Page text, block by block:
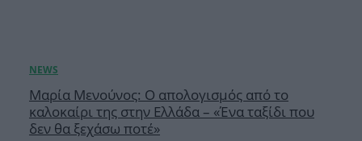
Μαρία Μενούνος: Ο απολογισμός από το
καλοκαίρι της στην Ελλάδα – «Ένα ταξίδι που
δεν θα ξεχάσω ποτέ»